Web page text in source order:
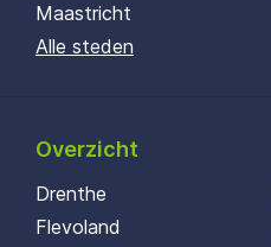
Maastricht
Alle steden
Overzicht
Drenthe
Flevoland